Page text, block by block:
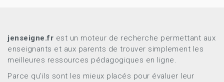
jenseigne.fr est un moteur de recherche permettant aux
enseignants et aux parents de trouver simplement les
meilleures ressources pédagogiques en ligne.
Parce qu’ils sont les mieux placés pour évaluer leur